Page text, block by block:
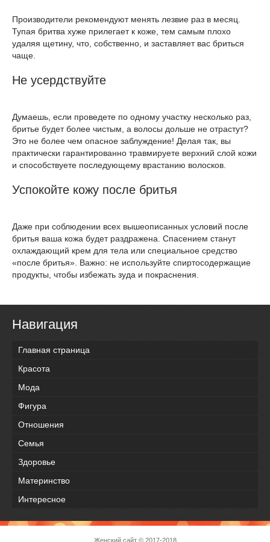
Производители рекомендуют менять лезвие раз в месяц.
Тупая бритва хуже прилегает к коже, тем самым плохо
удаляя щетину, что, собственно, и заставляет вас бриться
чаще.
Не усердствуйте
Думаешь, если проведете по одному участку несколько раз,
бритье будет более чистым, а волосы дольше не отрастут?
Это не более чем опасное заблуждение! Делая так, вы
практически гарантированно травмируете верхний слой кожи
и способствуете последующему врастанию волосков.
Успокойте кожу после бритья
Даже при соблюдении всех вышеописанных условий после
бритья ваша кожа будет раздражена. Спасением станут
охлаждающий крем для тела или специальное средство
«после бритья». Важно: не используйте спиртосодержащие
продукты, чтобы избежать зуда и покраснения.
Навигация
Главная страница
Красота
Мода
Фигура
Отношения
Семья
Здоровье
Материнство
Интересное
Женский сайт© 2017-2018